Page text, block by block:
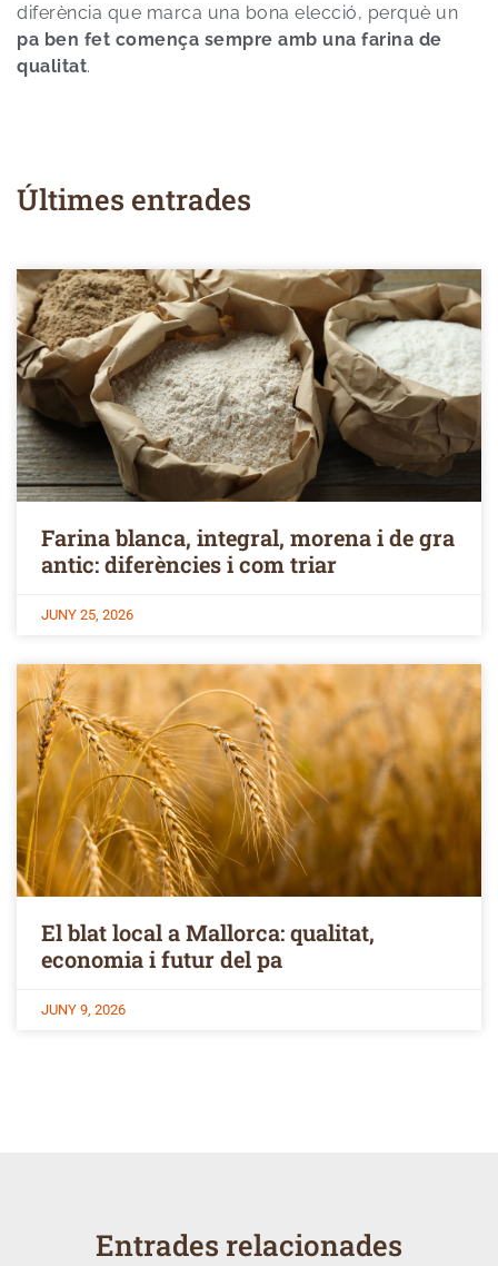
diferència que marca una bona elecció, perquè un
pa ben fet comença sempre amb una farina de
qualitat.
Últimes entrades
Farina blanca, integral, morena i de gra
antic: diferències i com triar
JUNY 25, 2026
El blat local a Mallorca: qualitat,
economia i futur del pa
JUNY 9, 2026
Entrades relacionades